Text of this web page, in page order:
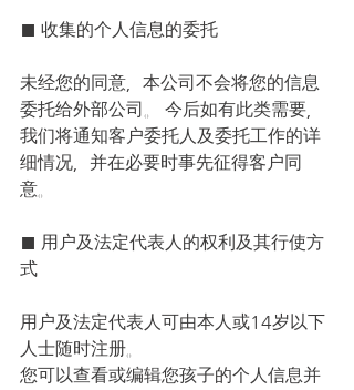
■ 收集的个人信息的委托
未经您的同意，本公司不会将您的信息
委托给外部公司。 今后如有此类需要，
我们将通知客户委托人及委托工作的详
细情况，并在必要时事先征得客户同
意。
■ 用户及法定代表人的权利及其行使方
式
用户及法定代表人可由本人或14岁以下
人士随时注册。
您可以查看或编辑您孩子的个人信息并